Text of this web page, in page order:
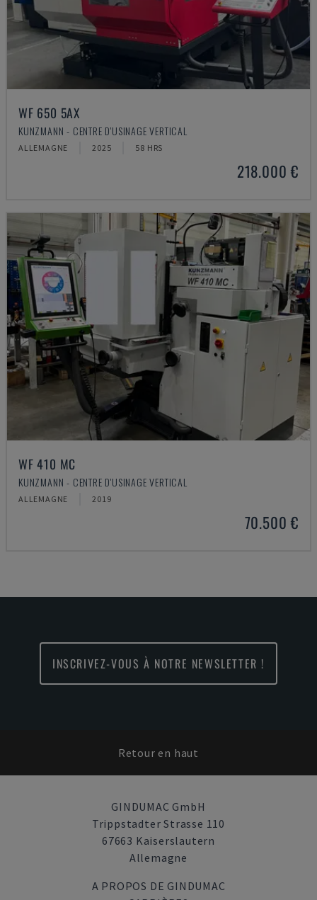
WF 650 5AX
KUNZMANN - CENTRE D'USINAGE VERTICAL
ALLEMAGNE 2025 58 HRS
218.000 €
WF 410 MC
KUNZMANN - CENTRE D'USINAGE VERTICAL
ALLEMAGNE 2019
70.500 €
INSCRIVEZ-VOUS À NOTRE NEWSLETTER !
Retour en haut
GINDUMAC GmbH
Trippstadter Strasse 110
67663 Kaiserslautern
Allemagne
A PROPOS DE GINDUMAC